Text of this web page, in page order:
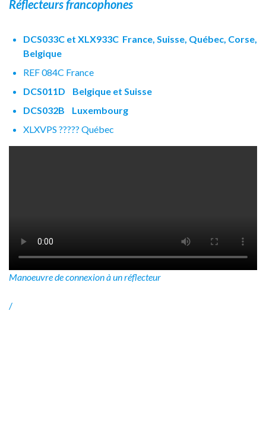
Réflecteursfrancophones
DCS033C et XLX933C France, Suisse, Québec, Corse,
Belgique
REF 084C France
DCS011D Belgique et Suisse
DCS032B Luxembourg
XLXVPS ????? Québec
Manoeuvre de connexion à un réflecteur
/